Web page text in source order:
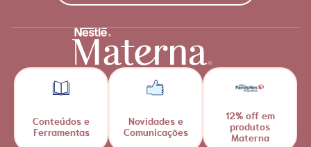
Conteúdos e
Ferramentas
Novidades e
Comunicações
12% off em
produtos
Materna